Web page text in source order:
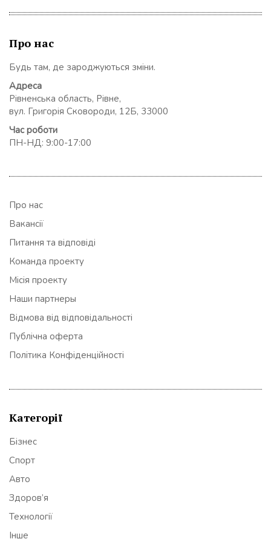
Про нас
Будь там, де зароджуються зміни.
Адреса
Рівненська область, Рівне,
вул. Григорія Сковороди, 12Б, 33000
Час роботи
ПН-НД: 9:00-17:00
Про нас
Вакансії
Питання та відповіді
Команда проекту
Місія проекту
Наши партнеры
Відмова від відповідальності
Публічна оферта
Політика Конфіденційності
Категорії
Бізнес
Спорт
Авто
Здоров’я
Технології
Інше